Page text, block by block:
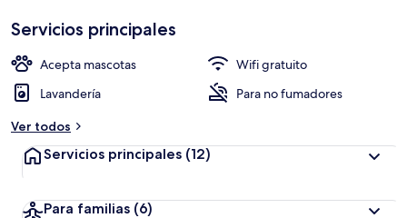
Servicios principales
Acepta mascotas
Wifi gratuito
Lavandería
Para no fumadores
Ver todos
Servicios principales (12)
Para familias (6)